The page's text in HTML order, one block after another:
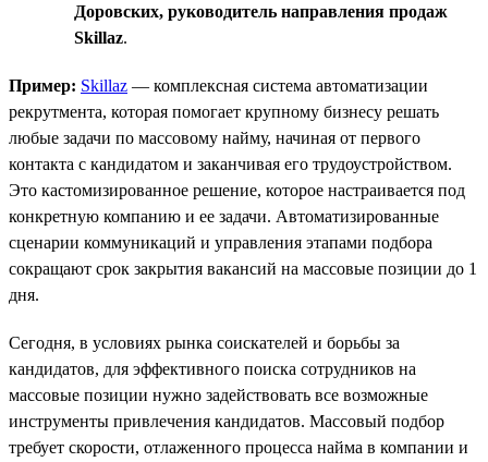
Доровских, руководитель направления продаж
Skillaz.
Пример: Skillaz — комплексная система автоматизации
рекрутмента, которая помогает крупному бизнесу решать
любые задачи по массовому найму, начиная от первого
контакта с кандидатом и заканчивая его трудоустройством.
Это кастомизированное решение, которое настраивается под
конкретную компанию и ее задачи. Автоматизированные
сценарии коммуникаций и управления этапами подбора
сокращают срок закрытия вакансий на массовые позиции до 1
дня.
Сегодня, в условиях рынка соискателей и борьбы за
кандидатов, для эффективного поиска сотрудников на
массовые позиции нужно задействовать все возможные
инструменты привлечения кандидатов. Массовый подбор
требует скорости, отлаженного процесса найма в компании и